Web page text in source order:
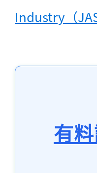
Industry（
有